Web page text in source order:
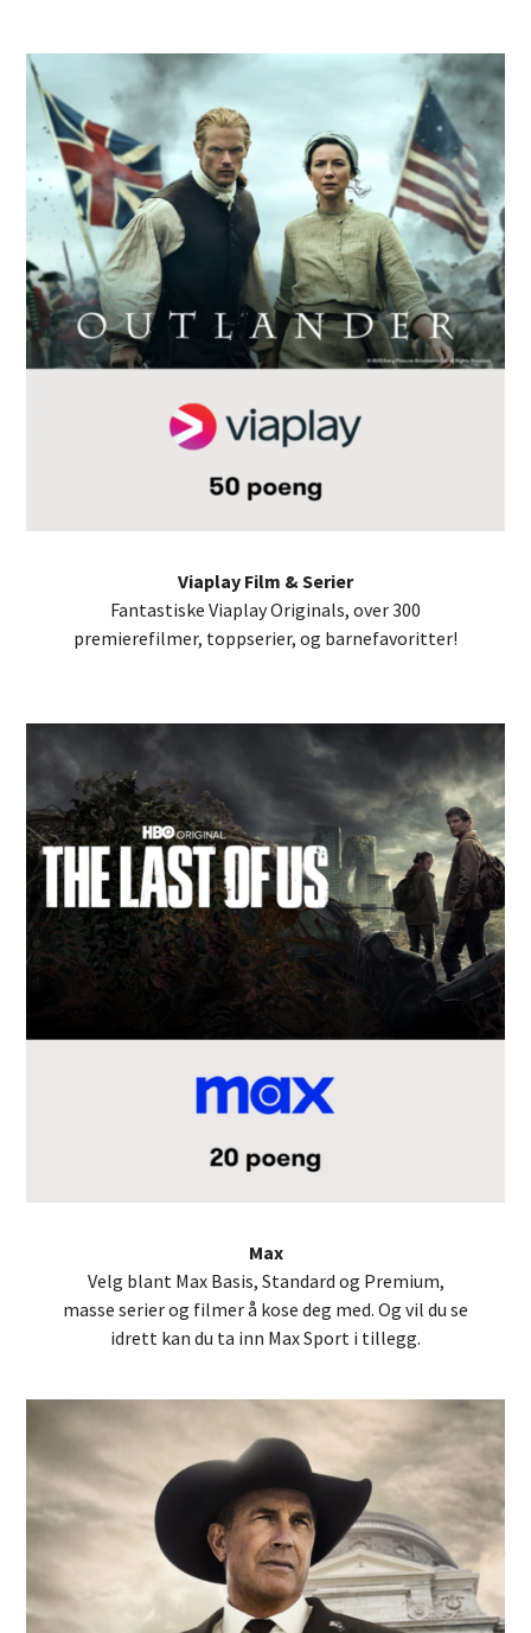
Viaplay Film & Serier
Fantastiske Viaplay Originals, over 300
premierefilmer, toppserier, og barnefavoritter!
Max
Velg blant Max Basis, Standard og Premium,
masse serier og filmer å kose deg med. Og vil du se
idrett kan du ta inn Max Sport i tillegg.